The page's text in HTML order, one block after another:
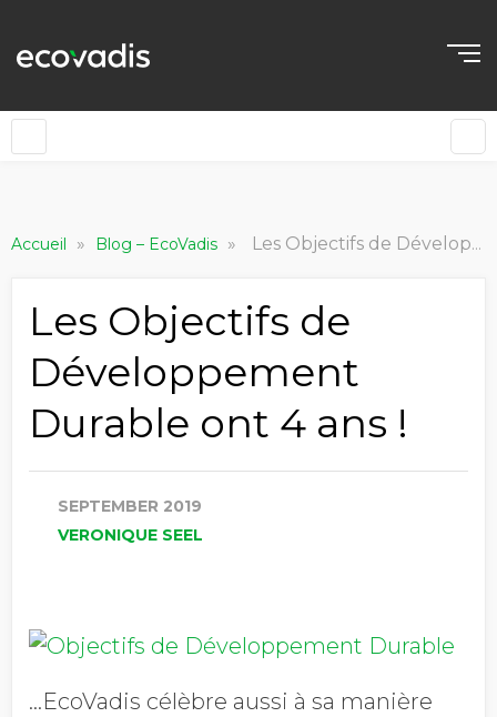
Accueil » Blog – EcoVadis » Les Objectifs de Développement Durable ont 4 ans !
Les Objectifs de
Développement
Durable ont 4 ans !
SEPTEMBER 2019
VERONIQUE SEEL
…EcoVadis célèbre aussi à sa manière